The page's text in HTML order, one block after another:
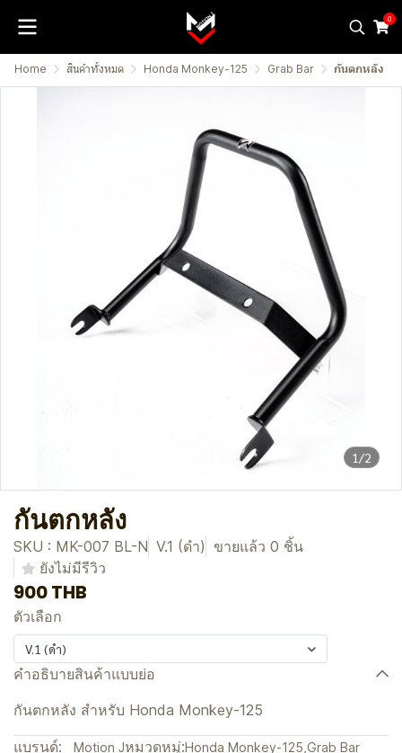
0
Home สินค้าทั้งหมด Honda Monkey-125 Grab Bar กันตกหลัง
1/2
กันตกหลัง
SKU : MK-007 BL-N V.1 (ดำ) ขายแล้ว 0 ชิ้น
ยังไม่มีรีวิว
900 THB
ตัวเลือก
V.1 (ดำ)
คำอธิบายสินค้าแบบย่อ
กันตกหลัง สำหรับ Honda Monkey-125
แบรนด์: Motion Jหมวดหมู่:Honda Monkey-125 Grab Bar